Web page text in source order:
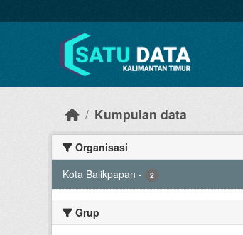
Kumpulan data
Organisasi
Kota Balikpapan - 2
Grup